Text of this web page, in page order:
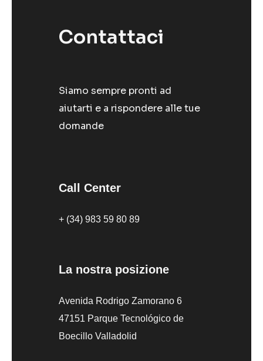
Contattaci
Siamo sempre pronti ad
aiutarti e a rispondere alle tue
domande
Call Center
+ (34) 983 59 80 89
La nostra posizione
Avenida Rodrigo Zamorano 6
47151 Parque Tecnológico de
Boecillo Valladolid